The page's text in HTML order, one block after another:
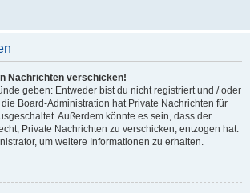
Nachrichten verschicken!
geben: Entweder bist du nicht registriert und / oder
Board-Administration hat Private Nachrichten für
Außerdem könnte es sein, dass der
Private Nachrichten zu verschicken, entzogen hat.
um weitere Informationen zu erhalten.